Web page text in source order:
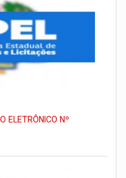
ELETRÔNICO Nº